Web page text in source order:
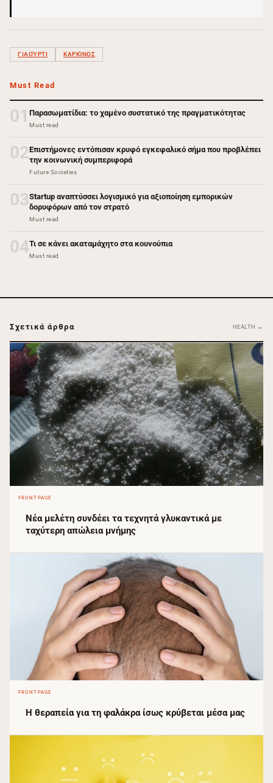
ΓΙΑΟΎΡΤΙ ΚΑΡΚΊΝΟΣ
Must Read
01 Παρασωματίδια: το χαμένο συστατικό της πραγματικότητας
Must read
02Επιστήμονες εντόπισαν κρυφό εγκεφαλικό σήμα που προβλέπει
την κοινωνική συμπεριφορά
Future Societies
03Startup αναπτύσσει λογισμικό για αξιοποίηση εμπορικών
δορυφόρων από τον στρατό
Must read
04Τι σε κάνει ακαταμάχητο στα κουνούπια
Must read
Σχετικά άρθρα HEALTH →
FRONTPAGE
Νέα μελέτη συνδέει τα τεχνητά γλυκαντικά με
ταχύτερη απώλεια μνήμης
FRONTPAGE
Η θεραπεία για τη φαλάκρα ίσως κρύβεται μέσα μας